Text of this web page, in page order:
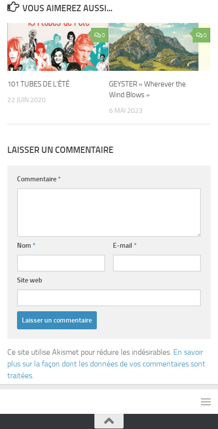
VOUS AIMEREZ AUSSI...
0
101 TUBES DE L’ÉTÉ
22 JUIN 2020
0
GEYSTER « Wherever the
Wind Blows »
6 MAI 2023
LAISSER UN COMMENTAIRE
Commentaire*
Nom * E-mail *
Site web
Ce site utilise Akismet pour réduire les indésirables. En savoir
plus sur la façon dont les données de vos commentaires sont
traitées.